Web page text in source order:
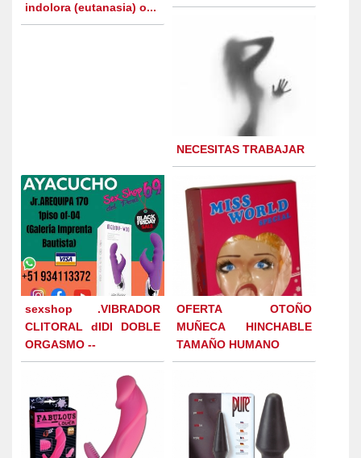
indolora (eutanasia) o...
NECESITAS TRABAJAR
sexshop .VIBRADOR
CLITORAL dIDI DOBLE
ORGASMO --
OFERTA OTOÑO
MUÑECA HINCHABLE
TAMAÑO HUMANO